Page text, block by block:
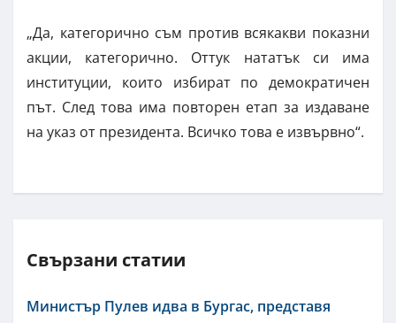
„Да, категорично съм против всякакви показни
акции, категорично. Оттук нататък си има
институции, които избират по демократичен
път. След това има повторен етап за издаване
на указ от президента. Всичко това е извървно“.
Свързани статии
Министър Пулев идва в Бургас, представя